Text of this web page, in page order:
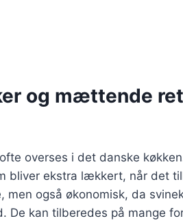
og mættende
overses i det danske
bliver ekstra lækkert, når det
men også økonomisk, da
De kan tilberedes på mange